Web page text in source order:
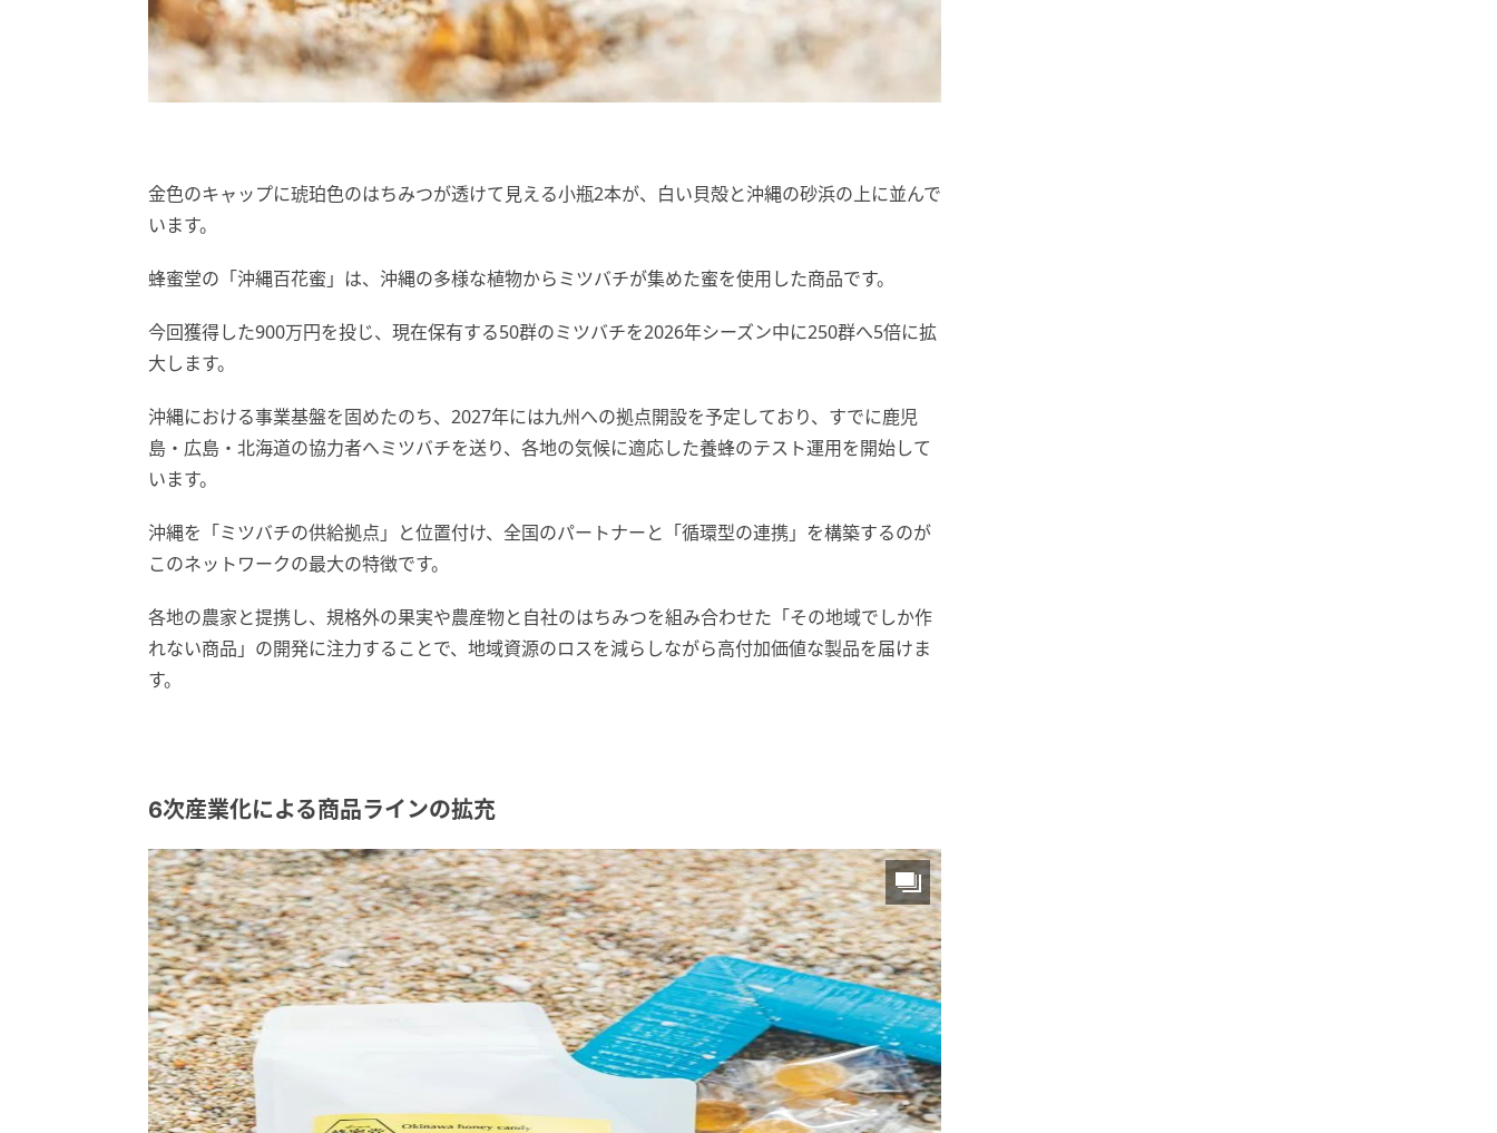
金色のキャップに琥珀色のはちみつが透けて見える小瓶2本が、白い貝殻と沖縄の砂浜の上に並んで
います。
蜂蜜堂の「沖縄百花蜜」は、沖縄の多様な植物からミツバチが集めた蜜を使用した商品です。
今回獲得した900万円を投じ、現在保有する50群のミツバチを2026年シーズン中に250群へ5倍に拡
大します。
沖縄における事業基盤を固めたのち、2027年には九州への拠点開設を予定しており、すでに鹿児
島・広島・北海道の協力者へミツバチを送り、各地の気候に適応した養蜂のテスト運用を開始して
います。
沖縄を「ミツバチの供給拠点」と位置付け、全国のパートナーと「循環型の連携」を構築するのが
このネットワークの最大の特徴です。
各地の農家と提携し、規格外の果実や農産物と自社のはちみつを組み合わせた「その地域でしか作
れない商品」の開発に注力することで、地域資源のロスを減らしながら高付加価値な製品を届けま
す。
6次産業化による商品ラインの拡充